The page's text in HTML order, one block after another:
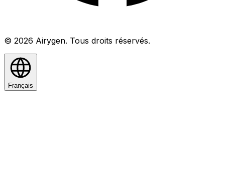
© 2026 Airygen. Tous droits réservés.
Français